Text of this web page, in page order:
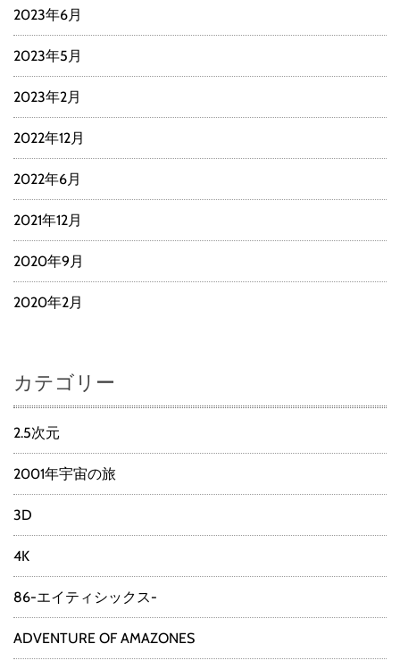
2023年6月
2023年5月
2023年2月
2022年12月
2022年6月
2021年12月
2020年9月
2020年2月
カテゴリー
2.5次元
2001年宇宙の旅
3D
4K
86-エイティシックス-
ADVENTURE OF AMAZONES